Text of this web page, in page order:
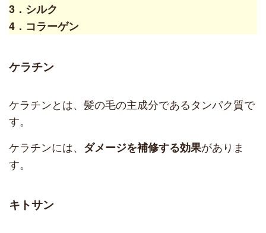
3．シルク
4．コラーゲン
ケラチン
ケラチンとは、髪の毛の主成分であるタンパク質で
す。
ケラチンには、 ダメージを補修する効果がありま
す。
キトサン